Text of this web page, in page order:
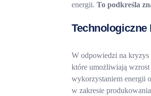
energii. To podkreśla
W odpowiedzi na kryzys
które umożliwiają
wykorzystaniem energii
w zakresie